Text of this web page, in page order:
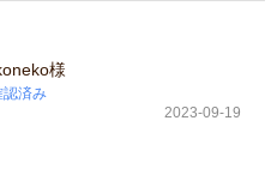
様
認済み
2023-09-19